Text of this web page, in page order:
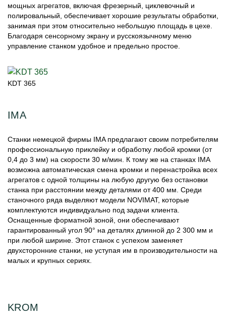
мощных агрегатов, включая фрезерный, циклевочный и
полировальный, обеспечивает хорошие результаты обработки,
занимая при этом относительно небольшую площадь в цехе.
Благодаря сенсорному экрану и русскоязычному меню
управление станком удобное и предельно простое.
KDT 365
IMA
Станки немецкой фирмы IMA предлагают своим потребителям
профессиональную приклейку и обработку любой кромки (от
0,4 до 3 мм) на скорости 30 м/мин. К тому же на станках IМА
возможна автоматическая смена кромки и перенастройка всех
агрегатов с одной толщины на любую другую без остановки
станка при расстоянии между деталями от 400 мм. Среди
станочного ряда выделяют модели NOVIMAT, которые
комплектуются индивидуально под задачи клиента.
Оснащенные форматной зоной, они обеспечивают
гарантированный угол 90° на деталях длинной до 2 300 мм и
при любой ширине. Этот станок с успехом заменяет
двухсторонние станки, не уступая им в производительности на
малых и крупных сериях.
KROM